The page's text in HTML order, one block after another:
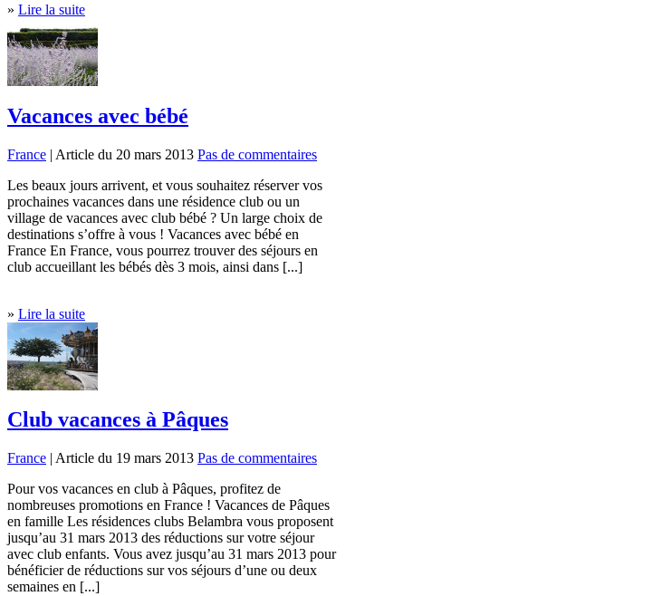
» Lire la suite
Vacances avec bébé
France | Article du 20 mars 2013 Pas de commentaires
Les beaux jours arrivent, et vous souhaitez réserver vos
prochaines vacances dans une résidence club ou un
village de vacances avec club bébé ? Un large choix de
destinations s’offre à vous ! Vacances avec bébé en
France En France, vous pourrez trouver des séjours en
club accueillant les bébés dès 3 mois, ainsi dans [...]
» Lire la suite
Club vacances à Pâques
France | Article du 19 mars 2013 Pas de commentaires
Pour vos vacances en club à Pâques, profitez de
nombreuses promotions en France ! Vacances de Pâques
en famille Les résidences clubs Belambra vous proposent
jusqu’au 31 mars 2013 des réductions sur votre séjour
avec club enfants. Vous avez jusqu’au 31 mars 2013 pour
bénéficier de réductions sur vos séjours d’une ou deux
semaines en [...]